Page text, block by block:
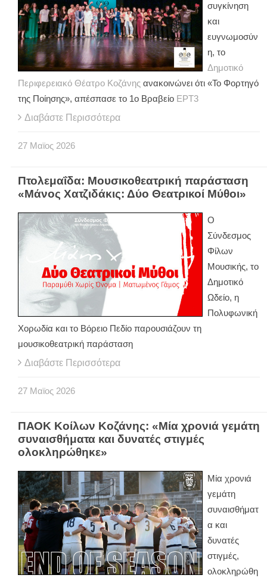
συγκίνηση
και
ευγνωμοσύν
η, το
Δημοτικό
Περιφερειακό Θέατρο Κοζάνης ανακοινώνει ότι «Το Φορτηγό
της Ποίησης», απέσπασε το 1ο Βραβείο ΕΡΤ3
Διαβάστε Περισσότερα
27 Μαϊος 2026
Πτολεμαΐδα: Μουσικοθεατρική παράσταση
«Μάνος Χατζιδάκις: Δύο Θεατρικοί Μύθοι»
Ο
Σύνδεσμος
Φίλων
Μουσικής, το
Δημοτικό
Ωδείο, η
Πολυφωνική
Χορωδία και το Βόρειο Πεδίο παρουσιάζουν τη
μουσικοθεατρική παράσταση
Διαβάστε Περισσότερα
27 Μαϊος 2026
ΠΑΟΚ Κοίλων Κοζάνης: «Μία χρονιά γεμάτη
συναισθήματα και δυνατές στιγμές
ολοκληρώθηκε»
Μία χρονιά
γεμάτη
συναισθήματ
α και
δυνατές
στιγμές,
ολοκληρώθη